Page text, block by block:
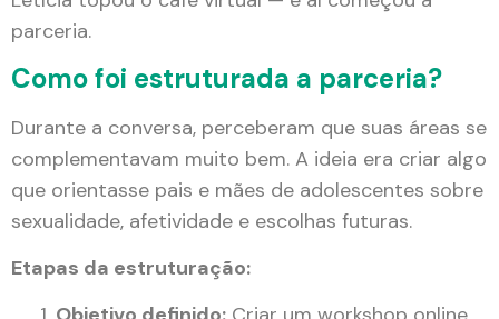
parceria.
Como foi estruturada a parceria?
Durante a conversa, perceberam que suas áreas se
complementavam muito bem. A ideia era criar algo
que orientasse pais e mães de adolescentes sobre
sexualidade, afetividade e escolhas futuras.
Etapas da estruturação: